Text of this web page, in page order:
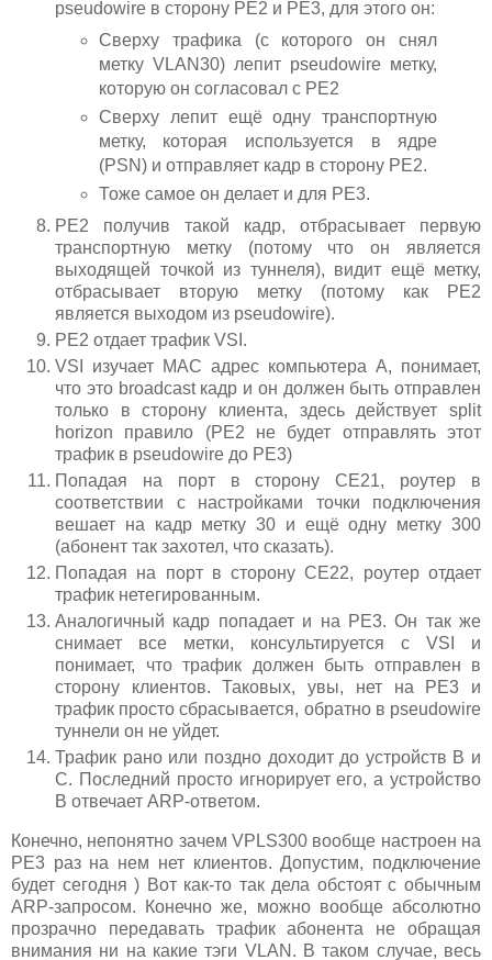
pseudowire в сторону PE2 и PE3, для этого он:
Сверху трафика (с которого он снял
метку VLAN30) лепит pseudowire метку,
которую он согласовал с PE2
Сверху лепит ещё одну транспортную
метку, которая используется в ядре
(PSN) и отправляет кадр в сторону PE2.
Тоже самое он делает и для PE3.
PE2 получив такой кадр, отбрасывает первую
транспортную метку (потому что он является
выходящей точкой из туннеля), видит ещё метку,
отбрасывает вторую метку (потому как PE2
является выходом из pseudowire).
PE2 отдает трафик VSI.
VSI изучает MAC адрес компьютера А, понимает,
что это broadcast кадр и он должен быть отправлен
только в сторону клиента, здесь действует split
horizon правило (PE2 не будет отправлять этот
трафик в pseudowire до PE3)
Попадая на порт в сторону CE21, роутер в
соответствии с настройками точки подключения
вешает на кадр метку 30 и ещё одну метку 300
(абонент так захотел, что сказать).
Попадая на порт в сторону CE22, роутер отдает
трафик нетегированным.
Аналогичный кадр попадает и на PE3. Он так же
снимает все метки, консультируется с VSI и
понимает, что трафик должен быть отправлен в
сторону клиентов. Таковых, увы, нет на PE3 и
трафик просто сбрасывается, обратно в pseudowire
туннели он не уйдет.
Трафик рано или поздно доходит до устройств B и
С. Последний просто игнорирует его, а устройство
В отвечает ARP-ответом.
Конечно, непонятно зачем VPLS300 вообще настроен на
PE3 раз на нем нет клиентов. Допустим, подключение
будет сегодня ) Вот как-то так дела обстоят с обычным
ARP-запросом. Конечно же, можно вообще абсолютно
прозрачно передавать трафик абонента не обращая
внимания ни на какие тэги VLAN. В таком случае, весь